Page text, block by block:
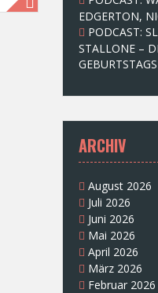
EDGERTON,
PODCAST:
STALLONE –
ARCHIV
August 2026
Juli 2026
Juni 2026
Mai 2026
April 2026
März 2026
Februar 2026